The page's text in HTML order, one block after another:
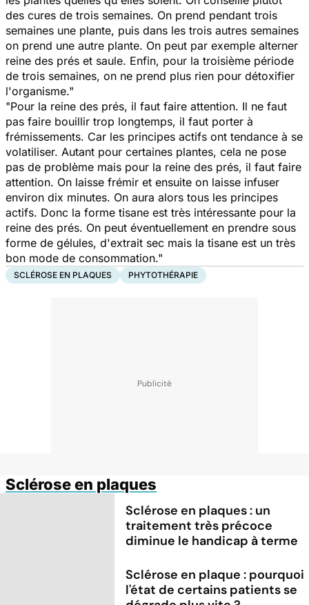
des cures de trois semaines. On prend pendant trois
semaines une plante, puis dans les trois autres semaines
on prend une autre plante. On peut par exemple alterner
reine des prés et saule. Enfin, pour la troisième période
de trois semaines, on ne prend plus rien pour détoxifier
l'organisme."
"Pour la reine des prés, il faut faire attention. Il ne faut
pas faire bouillir trop longtemps, il faut porter à
frémissements. Car les principes actifs ont tendance à se
volatiliser. Autant pour certaines plantes, cela ne pose
pas de problème mais pour la reine des prés, il faut faire
attention. On laisse frémir et ensuite on laisse infuser
environ dix minutes. On aura alors tous les principes
actifs. Donc la forme tisane est très intéressante pour la
reine des prés. On peut éventuellement en prendre sous
forme de gélules, d'extrait sec mais la tisane est un très
bon mode de consommation."
SCLÉROSE EN PLAQUES PHYTOTHÉRAPIE
Sclérose en plaques
Sclérose en plaques : un
traitement très précoce
diminue le handicap à terme
Sclérose en plaque : pourquoi
l'état de certains patients se